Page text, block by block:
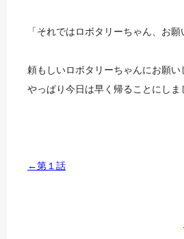
「それではロボタリーちゃん、お願
頼もしいロボタリーちゃんにお願い
やっぱり今日は早く帰ることにしま
←第１話